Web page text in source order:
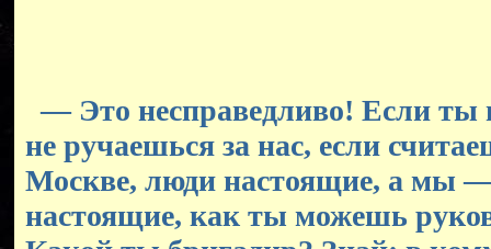
— Это несправедливо! Если ты
не ручаешься за нас, если
Москве, люди настоящие, а мы —
настоящие, как ты можешь